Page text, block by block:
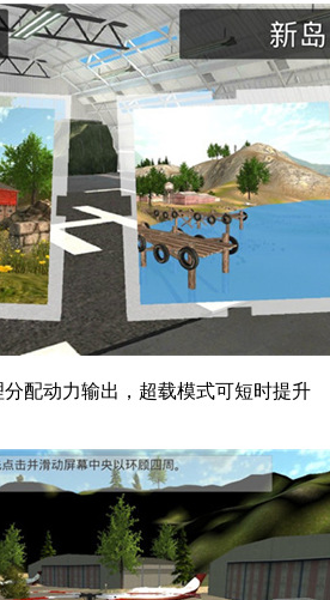
配动力输出，超载模式可短时提升